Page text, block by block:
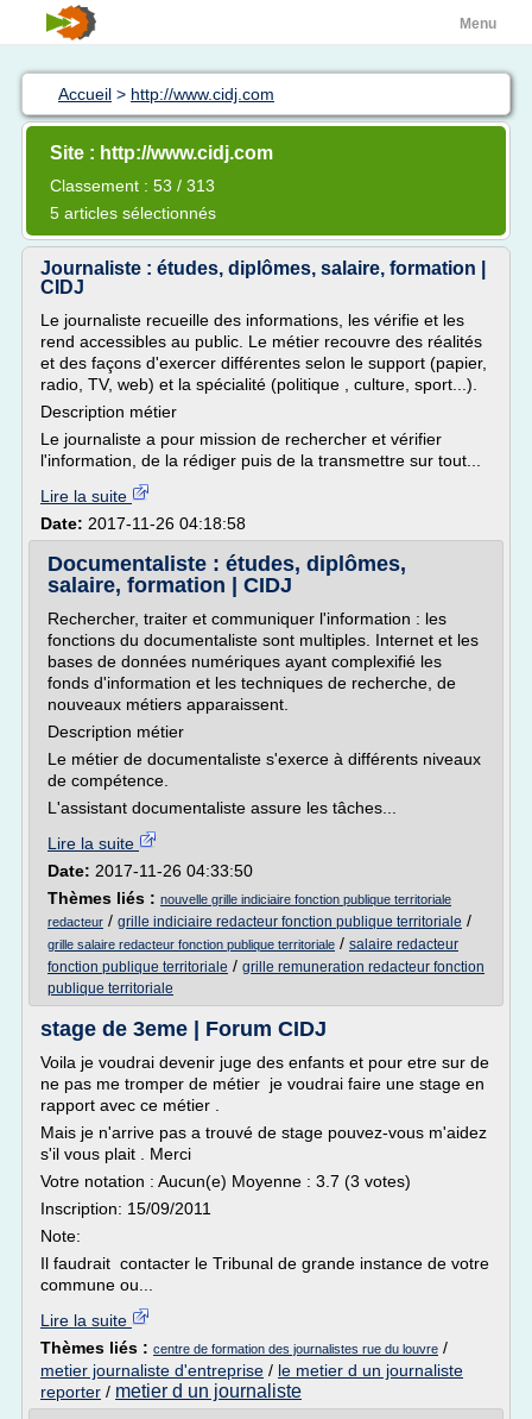
Menu
Accueil > http://www.cidj.com
Site : http://www.cidj.com
Classement : 53 / 313
5 articles sélectionnés
Journaliste : études, diplômes, salaire, formation |
CIDJ
Le journaliste recueille des informations, les vérifie et les
rend accessibles au public. Le métier recouvre des réalités
et des façons d'exercer différentes selon le support (papier,
radio, TV, web) et la spécialité (politique , culture, sport...).
Description métier
Le journaliste a pour mission de rechercher et vérifier
l'information, de la rédiger puis de la transmettre sur tout...
Lire la suite
Date: 2017-11-26 04:18:58
Documentaliste : études, diplômes,
salaire, formation | CIDJ
Rechercher, traiter et communiquer l'information : les
fonctions du documentaliste sont multiples. Internet et les
bases de données numériques ayant complexifié les
fonds d'information et les techniques de recherche, de
nouveaux métiers apparaissent.
Description métier
Le métier de documentaliste s'exerce à différents niveaux
de compétence.
L'assistant documentaliste assure les tâches...
Lire la suite
Date: 2017-11-26 04:33:50
Thèmes liés : nouvelle grille indiciaire fonction publique territoriale
redacteur / grille indiciaire redacteur fonction publique territoriale /
grille salaire redacteur fonction publique territoriale / salaire redacteur
fonction publique territoriale / grille remuneration redacteur fonction
publique territoriale
stage de 3eme | Forum CIDJ
Voila je voudrai devenir juge des enfants et pour etre sur de
ne pas me tromper de métier je voudrai faire une stage en
rapport avec ce métier .
Mais je n'arrive pas a trouvé de stage pouvez-vous m'aidez
s'il vous plait . Merci
Votre notation : Aucun(e) Moyenne : 3.7 (3 votes)
Inscription: 15/09/2011
Note:
Il faudrait contacter le Tribunal de grande instance de votre
commune ou...
Lire la suite
Thèmes liés : centre de formation des journalistes rue du louvre /
metier journaliste d'entreprise / le metier d un journaliste
reporter / metier d un journaliste